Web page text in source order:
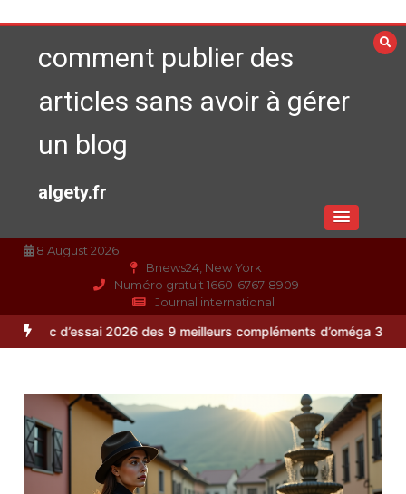
au
contenucomment publier des
articles sans avoir à gérer
un blog
algety.fr
8 August 2026
Bnews24, New York
Numéro gratuit 1660-6767-8909
Journal international
2026 des 9 meilleurs compléments d’oméga 3 Alimentation